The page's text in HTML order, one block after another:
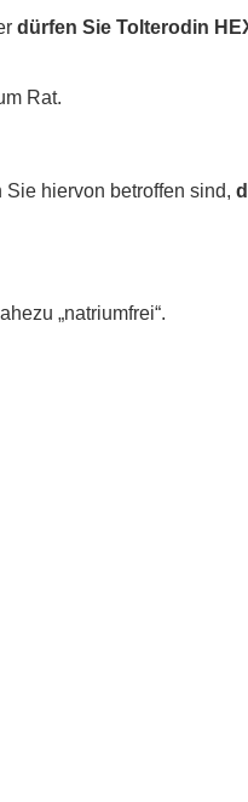
dürfen Sie Tolterodin
Rat.
hiervon betroffen sind,
„natriumfrei“.